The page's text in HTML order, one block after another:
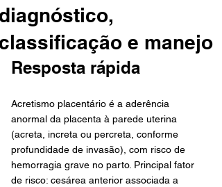
e manejo
Resposta rápida
Acretismo placentário é a aderência
anormal da placenta à parede uterina
(acreta, increta ou percreta, conforme
profundidade de invasão), com risco de
hemorragia grave no parto. Principal fator
de risco: cesárea anterior associada a